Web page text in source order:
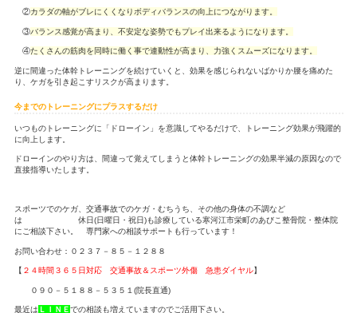
冬場は室内トレーニングが多くなる
寒河江市は豪雪地帯なため冬場は室内での部活を強いられます。
場所がないため、廊下などで筋トレをする機会も増えてきます。
ランニングして、腹筋、背筋、腕立てだけで筋トレが終わるのは
す。